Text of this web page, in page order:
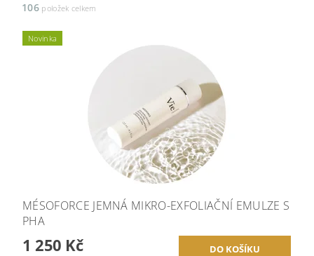
106položek celkem
Novinka
MÉSOFORCE JEMNÁ MIKRO-EXFOLIAČNÍ EMULZE S
PHA
1 250 Kč